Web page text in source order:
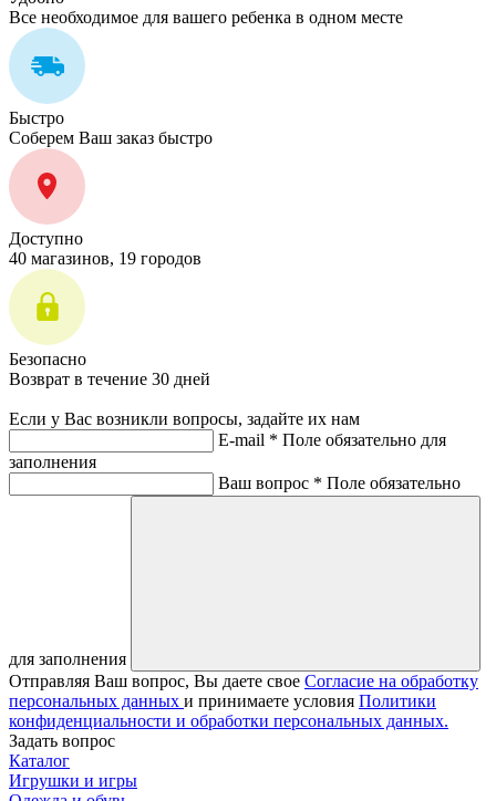
Все необходимое для вашего ребенка в одном месте
Быстро
Соберем Ваш заказ быстро
Доступно
40 магазинов, 19 городов
Безопасно
Возврат в течение 30 дней
Если у Вас возникли вопросы, задайте их нам
E-mail * Поле обязательно для
заполнения
Ваш вопрос * Поле обязательно
для заполнения
Отправляя Ваш вопрос, Вы даете свое Согласие на обработку
персональных данных и принимаете условия Политики
конфиденциальности и обработки персональных данных.
Задать вопрос
Каталог
Игрушки и игры